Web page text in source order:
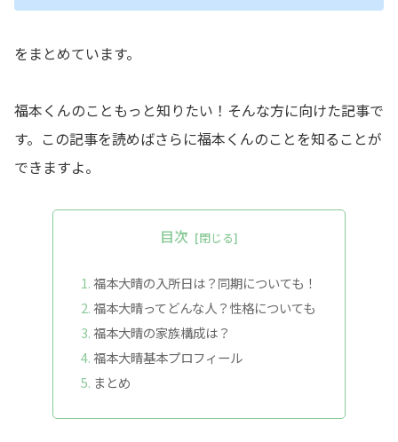
をまとめています。
福本くんのこともっと知りたい！ そんな方に向けた記事で
す。 この記事を読めばさらに福本くんのことを知ることが
できますよ。
目次
福本大晴の入所日は？同期についても！
福本大晴ってどんな人？性格についても
福本大晴の家族構成は？
福本大晴基本プロフィール
まとめ